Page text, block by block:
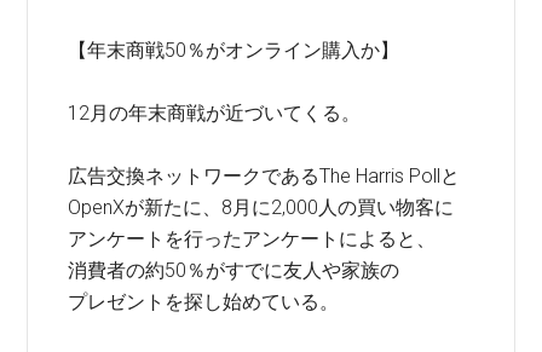
【年末商戦50％がオンライン購入か】
12月の年末商戦が近づいてくる。
広告交換ネットワークであるThe Harris Pollと
OpenXが新たに、8月に2,000人の買い物客に
アンケートを行ったアンケートによると、
消費者の約50％がすでに友人や家族の
プレゼントを探し始めている。